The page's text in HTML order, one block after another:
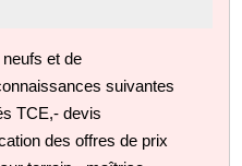
et de
suivantes
TCE,- devis
des offres de prix